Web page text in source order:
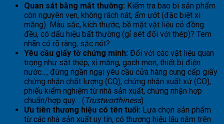
Quan sát bằng mắt thường: Kiểm tra bao bì sản phẩm
còn nguyên vẹn, không rách nát, ẩm ướt (đặc biệt xi
măng). Màu sắc, kích thước, bề mặt vật liệu có đồng
đều, có dấu hiệu bất thường (gỉ sét đối với thép)? Tem
nhãn có rõ ràng, sắc nét?
Yêu cầu giấy tờ chứng minh: Đối với các vật liệu quan
trọng như sắt thép, xi măng, gạch men, thiết bị điện
nước…, đừng ngần ngại yêu cầu cửa hàng cung cấp giấy
chứng nhận chất lượng (CQ), chứng nhận xuất xứ (CO),
phiếu kiểm nghiệm từ nhà sản xuất, chứng nhận hợp
chuẩn/hợp quy… (Trustworthiness)
Ưu tiên thương hiệu có tên tuổi: Lựa chọn sản phẩm
từ các nhà sản xuất uy tín, có thương hiệu lâu năm trên